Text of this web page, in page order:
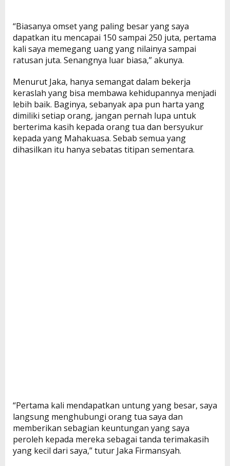
“Biasanya omset yang paling besar yang saya
dapatkan itu mencapai 150 sampai 250 juta, pertama
kali saya memegang uang yang nilainya sampai
ratusan juta. Senangnya luar biasa,” akunya.
Menurut Jaka, hanya semangat dalam bekerja
keraslah yang bisa membawa kehidupannya menjadi
lebih baik. Baginya, sebanyak apa pun harta yang
dimiliki setiap orang, jangan pernah lupa untuk
berterima kasih kepada orang tua dan bersyukur
kepada yang Mahakuasa. Sebab semua yang
dihasilkan itu hanya sebatas titipan sementara.
“Pertama kali mendapatkan untung yang besar, saya
langsung menghubungi orang tua saya dan
memberikan sebagian keuntungan yang saya
peroleh kepada mereka sebagai tanda terimakasih
yang kecil dari saya,” tutur Jaka Firmansyah.